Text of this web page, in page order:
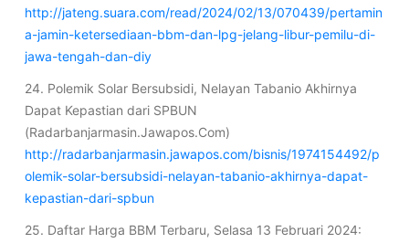
http://jateng.suara.com/read/2024/02/13/070439/pertamin
a-jamin-ketersediaan-bbm-dan-lpg-jelang-libur-pemilu-di-
jawa-tengah-dan-diy
24. Polemik Solar Bersubsidi, Nelayan Tabanio Akhirnya
Dapat Kepastian dari SPBUN
(Radarbanjarmasin.Jawapos.Com)
http://radarbanjarmasin.jawapos.com/bisnis/1974154492/p
olemik-solar-bersubsidi-nelayan-tabanio-akhirnya-dapat-
kepastian-dari-spbun
25. Daftar Harga BBM Terbaru, Selasa 13 Februari 2024: